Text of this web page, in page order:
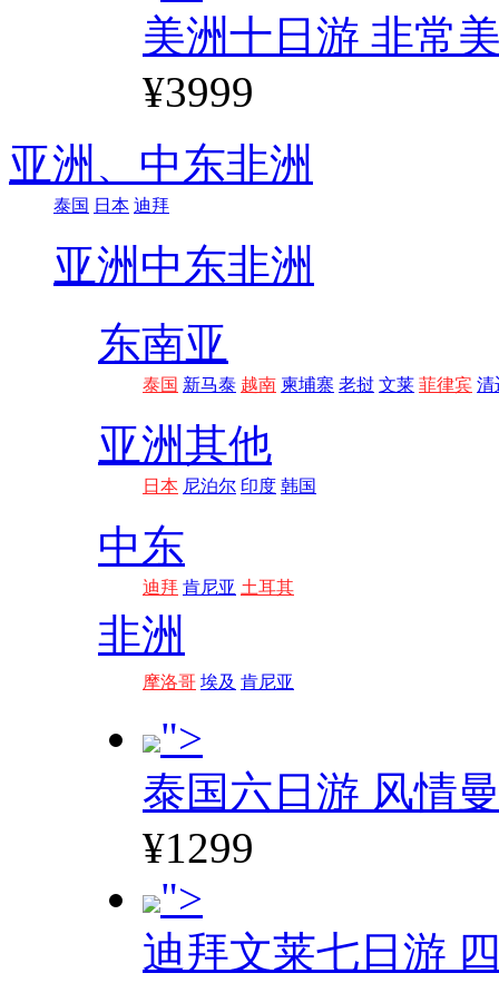
美洲十日游 非常
¥3999
亚洲、 中东非洲
泰国 日本 迪拜
亚洲 中东非洲
东南亚
泰国 新马泰 越南 柬埔寨 老挝 文莱 菲律宾 清
亚洲其他
日本 尼泊尔 印度 韩国
中东
迪拜 肯尼亚 土耳其
非洲
摩洛哥 埃及 肯尼亚
">
泰国六日游 风情
¥1299
">
迪拜文莱七日游